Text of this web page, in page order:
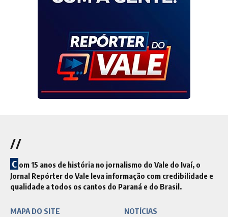
//
C om 15 anos de história no jornalismo do Vale do Ivaí, o
Jornal Repórter do Vale leva informação com credibilidade e
qualidade a todos os cantos do Paraná e do Brasil.
MAPA DO SITE NOTÍCIAS